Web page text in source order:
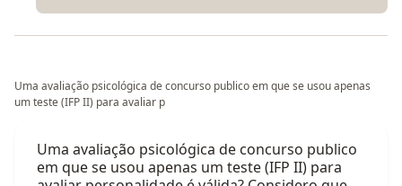
Uma avaliação psicológica de concurso publico em que se usou apenas
um teste (IFP II) para avaliar p
Uma avaliação psicológica de concurso publico
em que se usou apenas um teste (IFP II) para